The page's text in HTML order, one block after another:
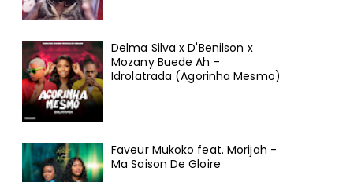
Delma Silva x D'Benilson x
Mozany Buede Ah -
Idrolatrada (Agorinha Mesmo)
Faveur Mukoko feat. Morijah -
Ma Saison De Gloire